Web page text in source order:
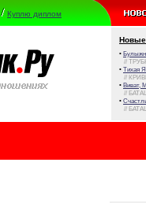
Куплю диплом
Новые
•
//
• Тихая
//
• Виват,
//
•
//